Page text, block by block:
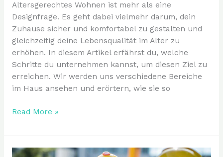
Altersgerechtes Wohnen ist mehr als eine
Designfrage. Es geht dabei vielmehr darum, dein
Zuhause sicher und komfortabel zu gestalten und
gleichzeitig deine Lebensqualität im Alter zu
erhöhen. In diesem Artikel erfährst du, welche
Schritte du unternehmen kannst, um diesen Ziel zu
erreichen. Wir werden uns verschiedene Bereiche
im Haus ansehen und erörtern, wie sie so
Read More »
Baustellenmanagement